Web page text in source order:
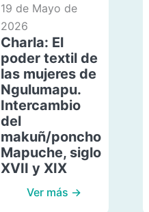
19 de Mayo de
2026
Charla: El
poder textil de
las mujeres de
Ngulumapu.
Intercambio
del
makuñ/poncho
Mapuche, siglo
XVII y XIX
Ver más →